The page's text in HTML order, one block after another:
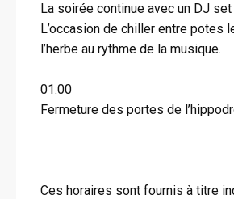
La soirée continue avec un DJ set
L’occasion de chiller entre potes
l’herbe au rythme de la musique.
01:00
Fermeture des portes de
Ces horaires sont fournis à titre